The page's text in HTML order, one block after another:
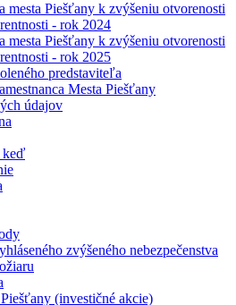
mesta Piešťany k zvýšeniu otvorenosti
- rok 2024
mesta Piešťany k zvýšeniu otvorenosti
- rok 2025
predstaviteľa
Mesta Piešťany
údajov
zvýšeného nebezpečenstva
(investičné akcie)